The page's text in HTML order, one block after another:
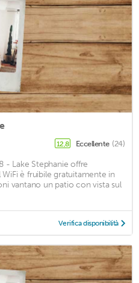
12,8 Eccellente (24)
- Lake Stephanie offre
è fruibile gratuitamente in
vantano un patio con vista sul
Verifica disponibilità